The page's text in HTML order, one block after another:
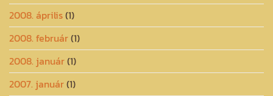
2008. április(1)
2008. február(1)
2008. január(1)
2007. január(1)